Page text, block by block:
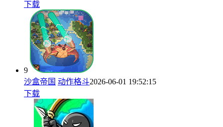
下载
9
沙盒帝国 动作格斗2026-06-01 19:52:15
下载